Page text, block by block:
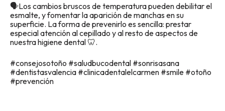
🗣Los cambios bruscos de temperatura pueden debilitar el
esmalte, y fomentar la aparición de manchas en su
superficie. La forma de prevenirlo es sencilla: prestar
especial atención al cepillado y al resto de aspectos de
nuestra higiene dental 🦷.
#consejosotoño #saludbucodental #sonrisasana
#dentistasvalencia #clinicadentalelcarmen #smile #otoño
#prevención